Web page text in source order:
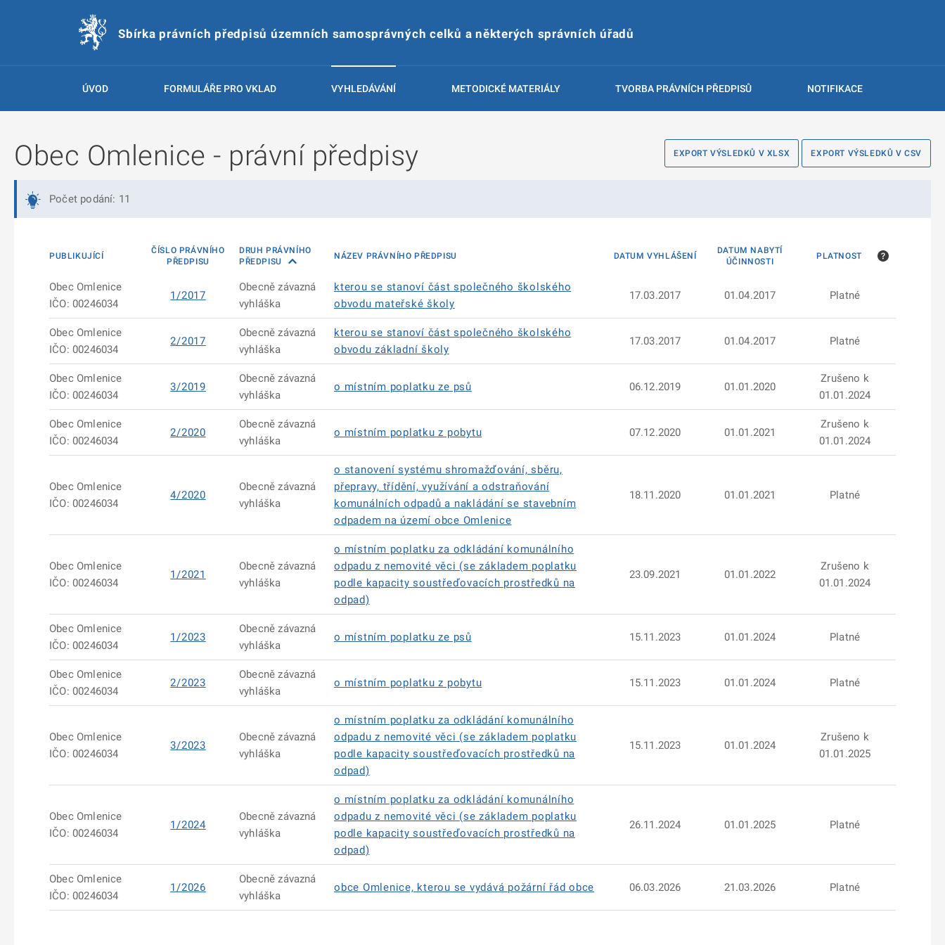
Sbírka právních předpisů územních samosprávných celků a některých správních úřadů
ÚVOD FORMULÁŘE PRO VKLAD VYHLEDÁVÁNÍ METODICKÉ MATERIÁLY TVORBA PRÁVNÍCH PŘEDPISŮ NOTIFIKACE
EXPORT VÝSLEDKŮ V XLSX EXPORT VÝSLEDKŮ V CSV
Obec Omlenice - právní předpisy
Počet podání: 11
PUBLIKUJÍCÍ
ČÍSLO PRÁVNÍHO
PŘEDPISU
DRUH PRÁVNÍHO
PŘEDPISU
NÁZEV PRÁVNÍHO PŘEDPISU DATUM VYHLÁŠENÍ
DATUM NABYTÍ
ÚČINNOSTI
PLATNOST
Obec Omlenice
IČO: 00246034
1/2017
Obecně závazná
vyhláška
kterou se stanoví část společného školského
obvodu mateřské školy
17.03.2017 01.04.2017 Platné
Obec Omlenice
IČO: 00246034
2/2017
Obecně závazná
vyhláška
kterou se stanoví část společného školského
obvodu základní školy
17.03.2017 01.04.2017 Platné
Obec Omlenice
IČO: 00246034
3/2019
Obecně závazná
vyhláška
o místním poplatku ze psů 06.12.2019 01.01.2020
Zrušeno k
01.01.2024
Obec Omlenice
IČO: 00246034
2/2020
Obecně závazná
vyhláška
o místním poplatku z pobytu 07.12.2020 01.01.2021
Zrušeno k
01.01.2024
Obec Omlenice
IČO: 00246034
4/2020
Obecně závazná
vyhláška
o stanovení systému shromažďování, sběru,
přepravy, třídění, využívání a odstraňování
komunálních odpadů a nakládání se stavebním
odpadem na území obce Omlenice
18.11.2020 01.01.2021 Platné
Obec Omlenice
IČO: 00246034
1/2021
Obecně závazná
vyhláška
o místním poplatku za odkládání komunálního
odpadu z nemovité věci (se základem poplatku
podle kapacity soustřeďovacích prostředků na
odpad)
23.09.2021 01.01.2022
Zrušeno k
01.01.2024
Obec Omlenice
IČO: 00246034
1/2023
Obecně závazná
vyhláška
o místním poplatku ze psů 15.11.2023 01.01.2024 Platné
Obec Omlenice
IČO: 00246034
2/2023
Obecně závazná
vyhláška
o místním poplatku z pobytu 15.11.2023 01.01.2024 Platné
Obec Omlenice
IČO: 00246034
3/2023
Obecně závazná
vyhláška
o místním poplatku za odkládání komunálního
odpadu z nemovité věci (se základem poplatku
podle kapacity soustřeďovacích prostředků na
odpad)
15.11.2023 01.01.2024
Zrušeno k
01.01.2025
Obec Omlenice
IČO: 00246034
1/2024
Obecně závazná
vyhláška
o místním poplatku za odkládání komunálního
odpadu z nemovité věci (se základem poplatku
podle kapacity soustřeďovacích prostředků na
odpad)
26.11.2024 01.01.2025 Platné
Obec Omlenice
IČO: 00246034
1/2026
Obecně závazná
vyhláška
obce Omlenice, kterou se vydává požární řád obce 06.03.2026 21.03.2026 Platné